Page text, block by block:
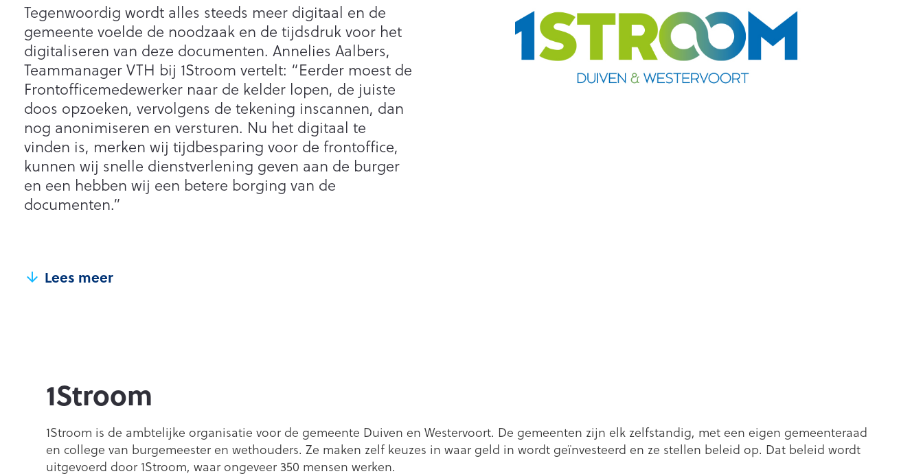
Tegenwoordig wordt alles steeds meer digitaal en de
gemeente voelde de noodzaak en de tijdsdruk voor het
digitaliseren van deze documenten. Annelies Aalbers,
Teammanager VTH bij 1Stroom vertelt: “Eerder moest de
Frontofficemedewerker naar de kelder lopen, de juiste
doos opzoeken, vervolgens de tekening inscannen, dan
nog anonimiseren en versturen. Nu het digitaal te
vinden is, merken wij tijdbesparing voor de frontoffice,
kunnen wij snelle dienstverlening geven aan de burger
en een hebben wij een betere borging van de
documenten.”
Lees meer
1Stroom
1Stroom is de ambtelijke organisatie voor de gemeente Duiven en Westervoort. De gemeenten zijn elk zelfstandig, met een eigen gemeenteraad
en college van burgemeester en wethouders. Ze maken zelf keuzes in waar geld in wordt geïnvesteerd en ze stellen beleid op. Dat beleid wordt
uitgevoerd door 1Stroom, waar ongeveer 350 mensen werken.